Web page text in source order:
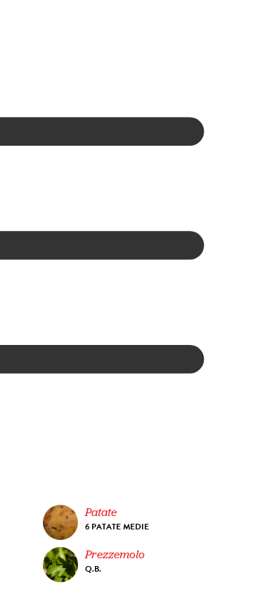
Patate
6 PATATE MEDIE
Prezzemolo
Q.B.